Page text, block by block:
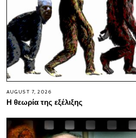
AUGUST 7, 2026
Η θεωρία της εξέλιξης